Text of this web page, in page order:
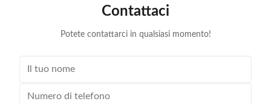
Contattaci
Potete contattarci in qualsiasi momento!